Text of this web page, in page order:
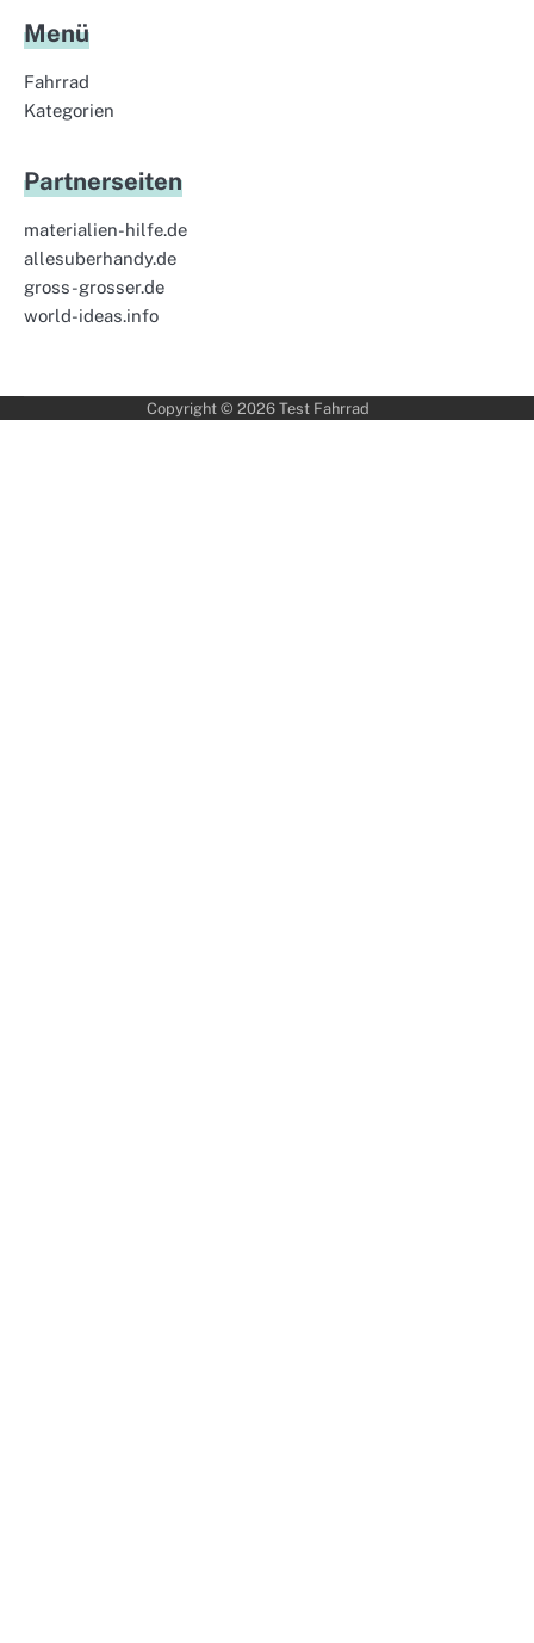
Menü
Fahrrad
Kategorien
Partnerseiten
materialien-hilfe.de
allesuberhandy.de
gross-grosser.de
world-ideas.info
Copyright © 2026 Test Fahrrad